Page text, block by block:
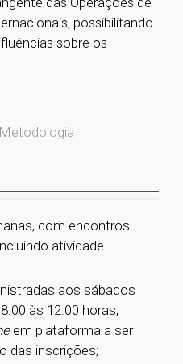
possibilitando
sobre os
Metodologia
com encontros
atividade
aos sábados
às 12:00 horas,
em plataforma a ser
das inscrições;